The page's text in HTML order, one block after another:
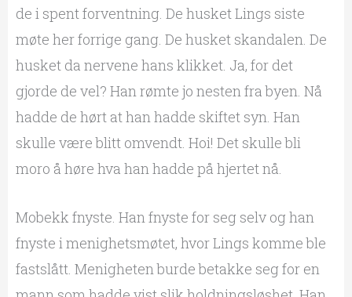
de i spent forventning. De husket Lings siste
møte her forrige gang. De husket skandalen. De
husket da nervene hans klikket. Ja, for det
gjorde de vel? Han rømte jo nesten fra byen. Nå
hadde de hørt at han hadde skiftet syn. Han
skulle være blitt omvendt. Hoi! Det skulle bli
moro å høre hva han hadde på hjertet nå.
Mobekk fnyste. Han fnyste for seg selv og han
fnyste i menighetsmøtet, hvor Lings komme ble
fastslått. Menigheten burde betakke seg for en